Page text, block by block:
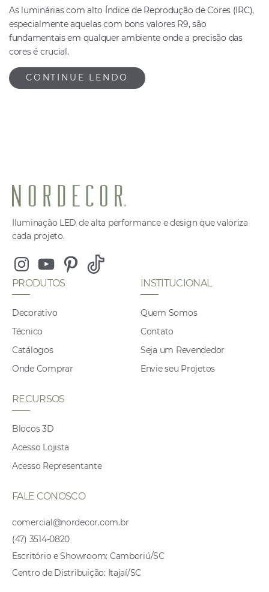
As luminárias com alto Índice de Reprodução de Cores (IRC),
especialmente aquelas com bons valores R9, são
fundamentais em qualquer ambiente onde a precisão das
cores é crucial.
CONTINUE LENDO
Iluminação LED de alta performance e design que valoriza
cada projeto.
InstagramYoutubePinterest
Tiktok
PRODUTOS
Decorativo
Técnico
Catálogos
Onde Comprar
INSTITUCIONAL
Quem Somos
Contato
Seja um Revendedor
Envie seu Projetos
RECURSOS
Blocos 3D
Acesso Lojista
Acesso Representante
FALE CONOSCO
comercial@nordecor.com.br
(47) 3514-0820
Escritório e Showroom: Camboriú/SC
Centro de Distribuição: Itajaí/SC